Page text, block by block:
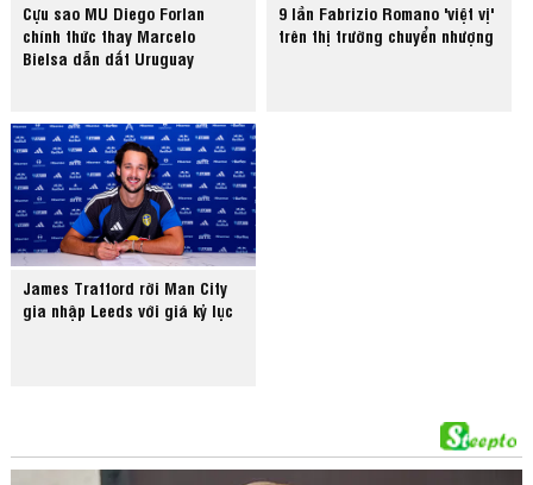
Cựu sao MU Diego Forlan
chính thức thay Marcelo
Bielsa dẫn dắt Uruguay
9 lần Fabrizio Romano 'việt vị'
trên thị trường chuyển nhượng
James Trafford rời Man City
gia nhập Leeds với giá kỷ lục